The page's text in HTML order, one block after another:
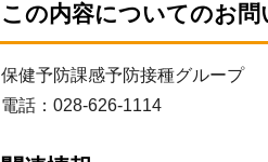
この内容についてのお問
保健予防課感予防接種グループ
電話：028-626-1114